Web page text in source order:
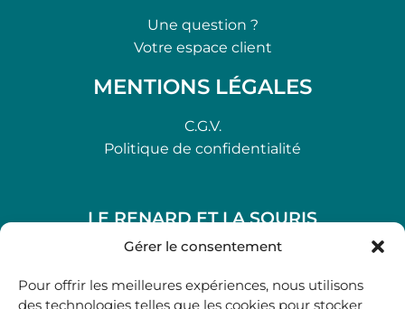
Gérer le consentement
Pour offrir les meilleures expériences, nous utilisons
des technologies telles que les cookies pour stocker
Une question ?
Votre espace client
MENTIONS LÉGALES
C.G.V.
Politique de confidentialité
LE RENARD ET LA SOURIS
48, rue Maubec 33210 LANGON
05 40 41 37 18